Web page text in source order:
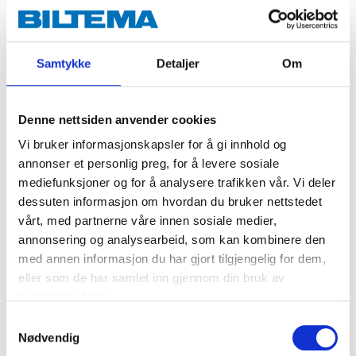
Samtykke Detaljer Om
Denne nettsiden anvender cookies
Vi bruker informasjonskapsler for å gi innhold og
annonser et personlig preg, for å levere sosiale
mediefunksjoner og for å analysere trafikken vår. Vi deler
dessuten informasjon om hvordan du bruker nettstedet
vårt, med partnerne våre innen sosiale medier,
annonsering og analysearbeid, som kan kombinere den
med annen informasjon du har gjort tilgjengelig for dem,
eller som de har samlet inn gjennom din bruk av
Nødvendig
mugg, kalk og vond lukt. Eddik kan brukes til vasking
og rengjøring både innendørs og utendørs. Hos
oppvaskbørste, som er effektive hjelpemidler når du
skal rengjøre.
14 90
36-0147
34 90
47-